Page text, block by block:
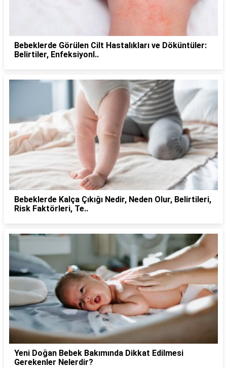
Bebeklerde Görülen Cilt Hastalıkları ve Döküntüler:
Belirtiler, Enfeksiyonl..
Bebeklerde Kalça Çıkığı Nedir, Neden Olur, Belirtileri,
Risk Faktörleri, Te..
Yeni Doğan Bebek Bakımında Dikkat Edilmesi
Gerekenler Nelerdir?